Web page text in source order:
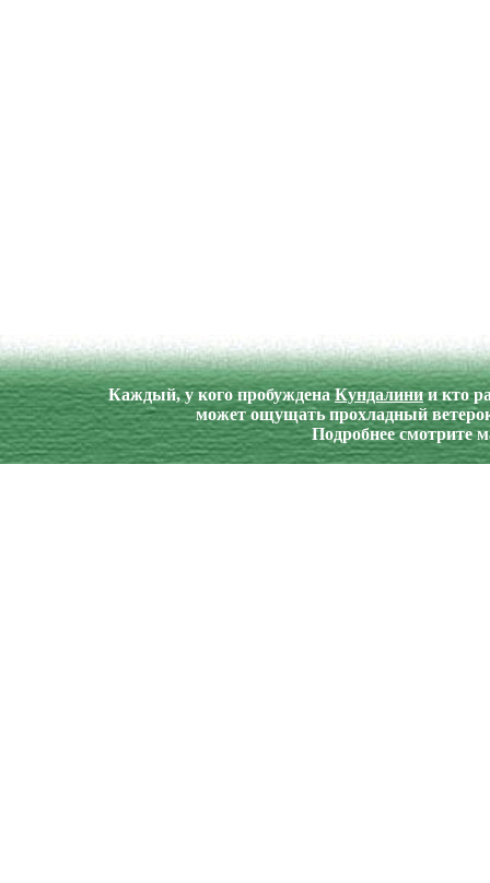
Каждый, у кого пробужденаКундалинии кто
может ощущать прохладный
Подробнее смотрите